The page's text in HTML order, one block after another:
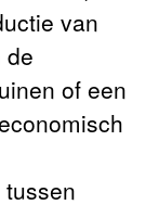
van
de
of een